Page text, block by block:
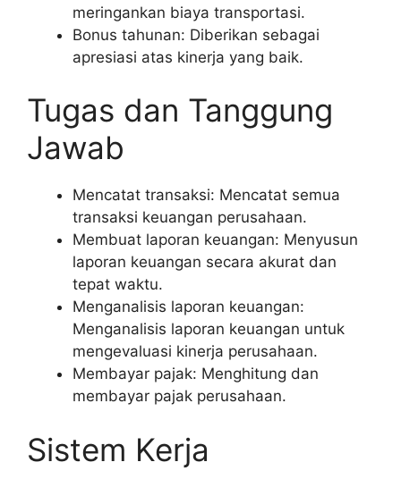
meringankan biaya transportasi.
Bonus tahunan: Diberikan sebagai
apresiasi atas kinerja yang baik.
Tugas dan Tanggung
Jawab
Mencatat transaksi: Mencatat semua
transaksi keuangan perusahaan.
Membuat laporan keuangan: Menyusun
laporan keuangan secara akurat dan
tepat waktu.
Menganalisis laporan keuangan:
Menganalisis laporan keuangan untuk
mengevaluasi kinerja perusahaan.
Membayar pajak: Menghitung dan
membayar pajak perusahaan.
Sistem Kerja